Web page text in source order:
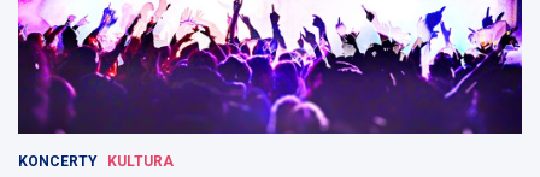
KONCERTY KULTURA